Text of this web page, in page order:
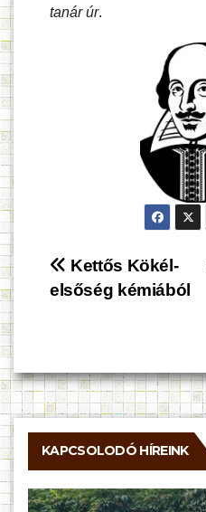
tanár úr.
Bejegyzés
navigáció
Kettős Kökél-
elsőség kémiából
KAPCSOLODÓ HÍREINK